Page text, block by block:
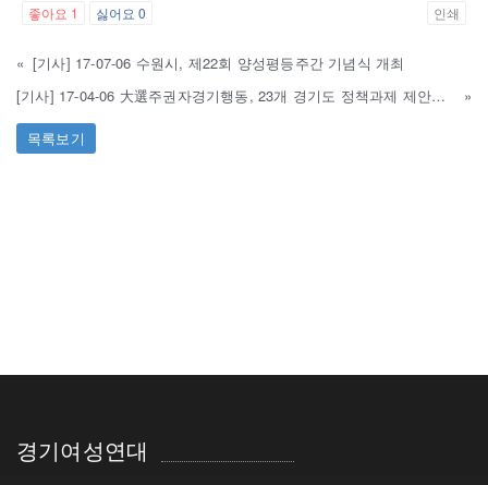
좋아요 1 싫어요0 인쇄
« [기사] 17-07-06 수원시, 제22회 양성평등주간 기념식 개최
[기사] 17-04-06 大選주권자경기행동, 23개 경기도 정책과제 제안했다
»
목록보기
경기여성연대